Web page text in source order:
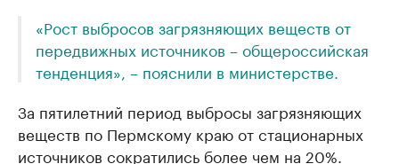
«Рост выбросов загрязняющих веществ от
передвижных источников – общероссийская
тенденция», – пояснили в министерстве.
За пятилетний период выбросы загрязняющих
веществ по Пермскому краю от стационарных
источников сократились более чем на 20%.